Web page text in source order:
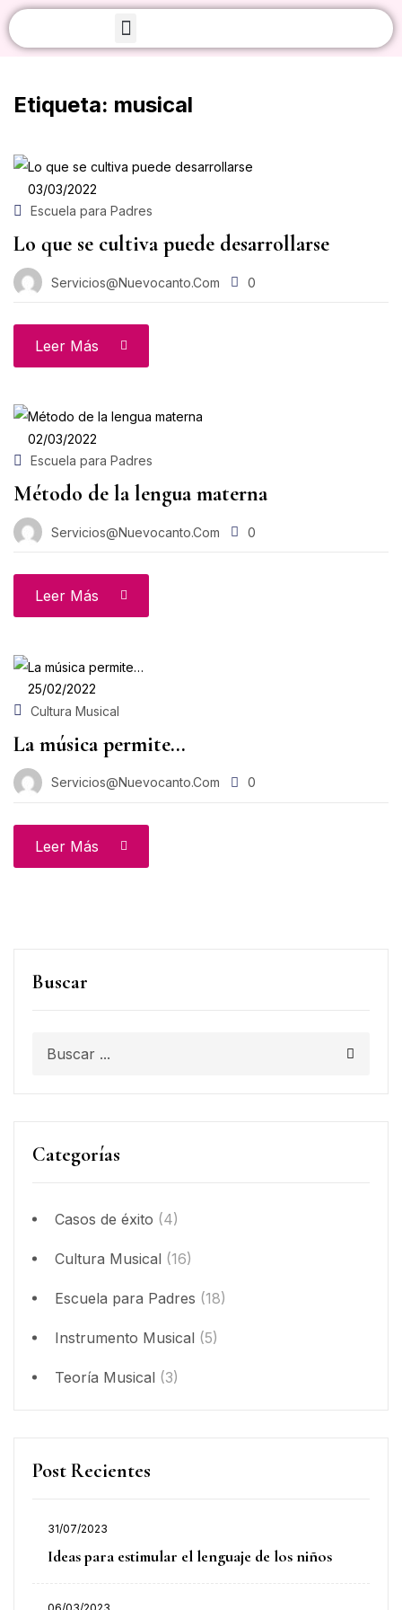
Etiqueta: musical
Buscar
Categorías
Casos de éxito (4)
Cultura Musical (16)
Escuela para Padres (18)
Instrumento Musical (5)
Teoría Musical (3)
Post Recientes
31/07/2023
Ideas para estimular el lenguaje de los niños
03/03/2022
Escuela para Padres
Lo que se cultiva puede desarrollarse
Servicios@nuevocanto.com 0
Leer Más
02/03/2022
Escuela para Padres
Método de la lengua materna
Servicios@nuevocanto.com 0
Leer Más
25/02/2022
Cultura Musical
La música permite…
Servicios@nuevocanto.com 0
Leer Más
Iniciar sesión
Acuérdate de mí